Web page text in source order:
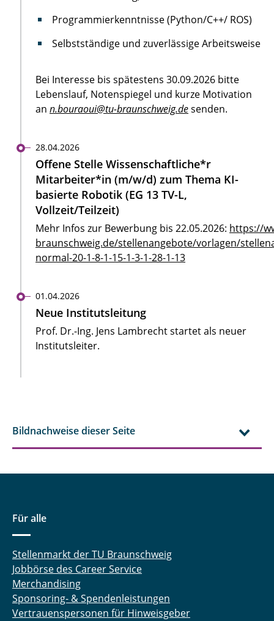
Programmierkenntnisse (Python/C++/ ROS)
Selbstständige und zuverlässige Arbeitsweise
Bei Interesse bis spätestens 30.09.2026 bitte
Lebenslauf, Notenspiegel und kurze Motivation
an n.bouraoui@tu-braunschweig.desenden.
28.04.2026
Offene Stelle Wissenschaftliche*r
Mitarbeiter*in (m/w/d) zum Thema KI-
basierte Robotik (EG 13 TV-L,
Vollzeit/Teilzeit)
Mehr Infos zur Bewerbung bis 22.05.2026: https://
braunschweig.de/stellenangebote/vorlagen/
normal-20-1-8-1-15-1-3-1-28-1-13
01.04.2026
Neue Institutsleitung
Prof. Dr.-Ing. Jens Lambrecht startet als neuer
Institutsleiter.
Bildnachweise dieser Seite
Für alle
Stellenmarkt der TU Braunschweig
Jobbörse des Career Service
Merchandising
Sponsoring- & Spendenleistungen
Vertrauenspersonen für Hinweisgeber